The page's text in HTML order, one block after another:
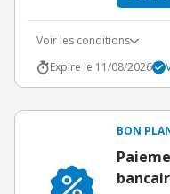
Voir les conditions
Expire le 11/08/2026
BON